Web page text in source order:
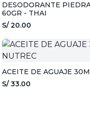
DESODORANTE
60GR - THAI
S/ 20.00
ACEITE DE AGUAJE
S/ 33.00